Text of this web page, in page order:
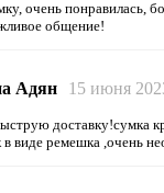
очень понравилась,
общение!
Адян 15 июня
доставку!сумка
в виде ремешка ,очень